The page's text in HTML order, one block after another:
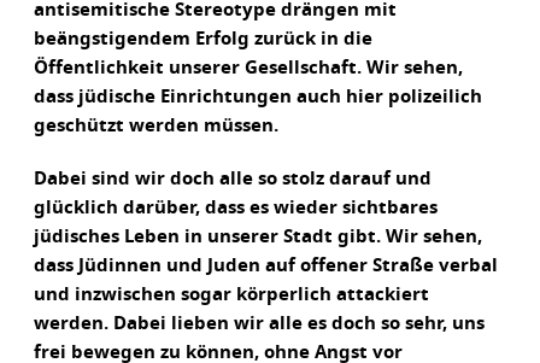
antisemitische Stereotype drängen mit
beängstigendem Erfolg zurück in die
Öffentlichkeit unserer Gesellschaft. Wir sehen,
dass jüdische Einrichtungen auch hier polizeilich
geschützt werden müssen.
Dabei sind wir doch alle so stolz darauf und
glücklich darüber, dass es wieder sichtbares
jüdisches Leben in unserer Stadt gibt. Wir sehen,
dass Jüdinnen und Juden auf offener Straße verbal
und inzwischen sogar körperlich attackiert
werden. Dabei lieben wir alle es doch so sehr, uns
frei bewegen zu können, ohne Angst vor